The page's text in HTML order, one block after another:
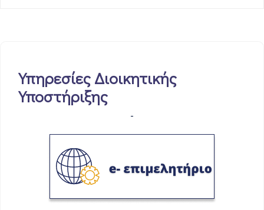
Υπηρεσίες Διοικητικής
Υποστήριξης
-